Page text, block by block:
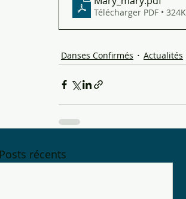
Télécharger PDF •
Danses Confirmés Actualités
récents